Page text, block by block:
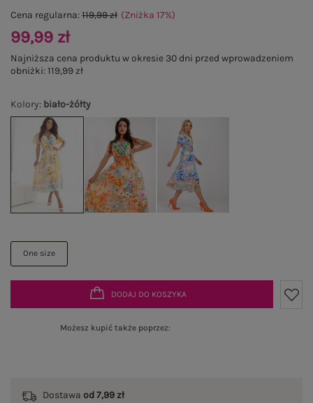
Kolory: biało-żółty
One size
Cena regularna:119,99 zł (Zniżka 17%)
99,99 zł
Najniższa cena produktu w okresie 30 dni przed wprowadzeniem
obniżki:119,99 zł
DODAJ DO KOSZYKA
Możesz kupić także poprzez:
Dostawa od 7,99 zł